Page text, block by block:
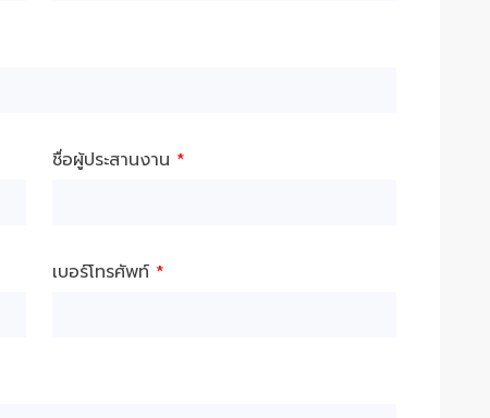
ชื่อผู้ประสานงาน *
เบอร์โทรศัพท์ *